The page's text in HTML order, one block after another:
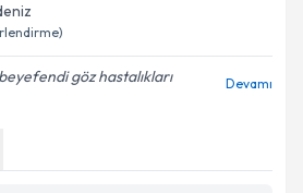
göz hastalıkları
Devamı